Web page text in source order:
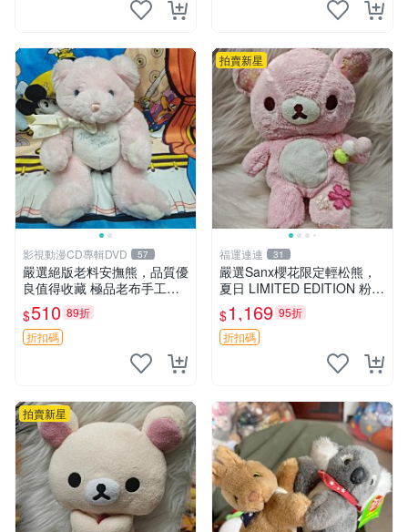
影視動漫CD專輯DVD 57
嚴選絕版老料安撫熊，品質優
良值得收藏 極品老布手工安
撫搖鈴玩具，適合哄睡寶貝
超柔老料搖鈴熊，專為孩子設
計的安心伴護 推薦絕版老布
製工藝搖鈴熊，可當作童
$510 89折
折扣碼
拍賣新星
福運連連 31
嚴選Sanx櫻花限定輕松熊，
夏日 LIMITED EDITION 粉色
毛絨熊，背有拉鏈設計，肚內
填充豆袋，精致工藝呈現，狀
態如新，適合收藏與送人 櫻
$1,169 95折
折扣碼
拍賣新星